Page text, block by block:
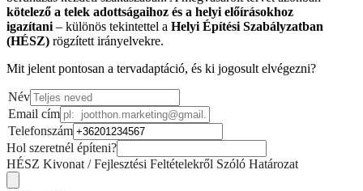
kötelező a telek adottságaihoz és a helyi előírásokhoz
igazítani – különös tekintettel a Helyi Építési Szabályzatban
(HÉSZ) rögzített irányelvekre.
Mit jelent pontosan a tervadaptáció, és ki jogosult elvégezni?
Név
Email cím
Telefonszám
Hol szeretnél építeni?
HÉSZ Kivonat / Fejlesztési Feltételekről Szóló Határozat